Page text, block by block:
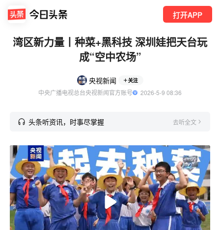
打开APP
湾区新力量丨种菜+黑科技 深圳娃把天台玩
成“空中农场”
央视新闻 关注
中央广播电视总台央视新闻官方账号
  2026-5-9 08:36
头条听资讯，时事尽掌握 去听全文